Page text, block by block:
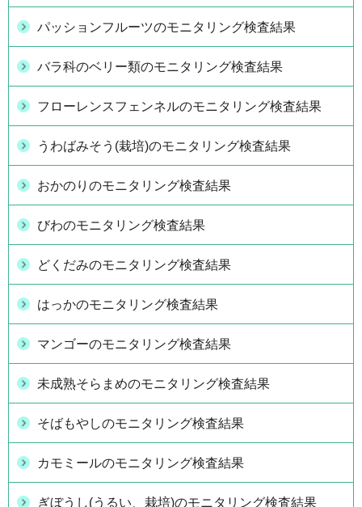
パッションフルーツのモニタリング検査結果
バラ科のベリー類のモニタリング検査結果
フローレンスフェンネルのモニタリング検査結果
うわばみそう(栽培)のモニタリング検査結果
おかのりのモニタリング検査結果
びわのモニタリング検査結果
どくだみのモニタリング検査結果
はっかのモニタリング検査結果
マンゴーのモニタリング検査結果
未成熟そらまめのモニタリング検査結果
そばもやしのモニタリング検査結果
カモミールのモニタリング検査結果
ぎぼうし(うるい、栽培)のモニタリング検査結果